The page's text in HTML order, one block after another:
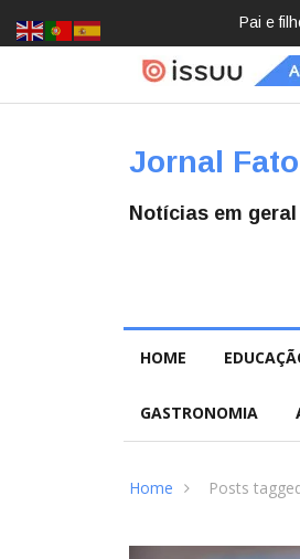
Crochê,
Jornal
Notícias em geral
HOME
GASTRONOMIA
Home Posts